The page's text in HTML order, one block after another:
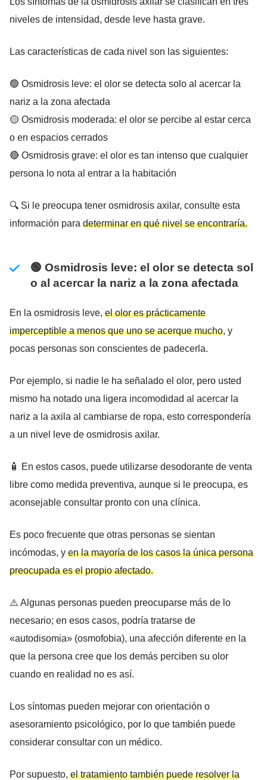
niveles de intensidad, desde leve hasta grave.
Las características de cada nivel son las siguientes:
🟢 Osmidrosis leve: el olor se detecta solo al acercar la
nariz a la zona afectada
🟡 Osmidrosis moderada: el olor se percibe al estar cerca
o en espacios cerrados
🔴 Osmidrosis grave: el olor es tan intenso que cualquier
persona lo nota al entrar a la habitación
🔍 Si le preocupa tener osmidrosis axilar, consulte esta
información para determinar en qué nivel se encontraría.
🟢 Osmidrosis leve: el olor se detecta sol
o al acercar la nariz a la zona afectada
En la osmidrosis leve, el olor es prácticamente
imperceptible a menos que uno se acerque mucho, y
pocas personas son conscientes de padecerla.
Por ejemplo, si nadie le ha señalado el olor, pero usted
mismo ha notado una ligera incomodidad al acercar la
nariz a la axila al cambiarse de ropa, esto correspondería
a un nivel leve de osmidrosis axilar.
🧴 En estos casos, puede utilizarse desodorante de venta
libre como medida preventiva, aunque si le preocupa, es
aconsejable consultar pronto con una clínica.
Es poco frecuente que otras personas se sientan
incómodas, y en la mayoría de los casos la única persona
preocupada es el propio afectado.
⚠️ Algunas personas pueden preocuparse más de lo
necesario; en esos casos, podría tratarse de
«autodisomia» (osmofobia), una afección diferente en la
que la persona cree que los demás perciben su olor
cuando en realidad no es así.
Los síntomas pueden mejorar con orientación o
asesoramiento psicológico, por lo que también puede
considerar consultar con un médico.
Por supuesto, el tratamiento también puede resolver la